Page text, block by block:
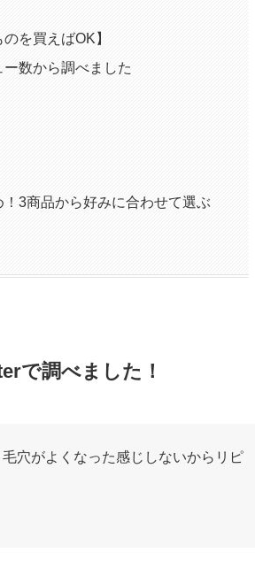
を買えばOK】
数から調べました
3商品から好みに合わせて選ぶ
で調べました！
穴がよくなった感じしないからリピ